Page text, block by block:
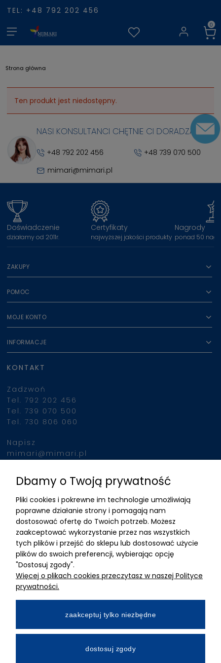
TEL: +48 792 202 456
Strona główna
Ten produkt jest niedostępny.
NASI KONSULTANCI CHĘTNIE CI DORADZĄ
+48 792 202 456
+48 739 070 500
mimari@mimari.pl
Doświadczenie
działamy od 2011r.
Certyfikaty
najwyższej jakości produkty
Nagrody
ponad 50
ZAKUPY
POMOC
MOJE KONTO
INFORMACJE
KONTAKT
Zadzwoń
Tel. 792 202 456
Tel. 739 070 500
Tel. 730 806 060
Napisz
mimari@mimari.pl
Znajdziesz nas
ADRES
MIMARI sp z o.o.
ul. Kurkowa 12
50-210 Wrocław
Dane rejestracyjne
NIP:8982325327
Wpłacony w całości
Numer konta bankowego
Dbamy o Twoją prywatność
Pliki cookies i pokrewne im technologie umożliwiają
poprawne działanie strony i pomagają nam
dostosować ofertę do Twoich potrzeb. Możesz
zaakceptować wykorzystanie przez nas wszystkich
tych plików i przejść do sklepu lub dostosować użycie
plików do swoich preferencji, wybierając opcję
"Dostosuj zgody".
Więcej o plikach cookies przeczytasz w naszej Polityce
prywatności.
zaakceptuj tylko niezbędne
dostosuj zgody